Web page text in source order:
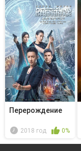
Перерождение
2018 год 0%